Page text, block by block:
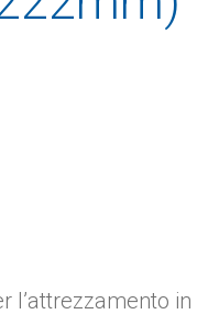
l’attrezzamento in